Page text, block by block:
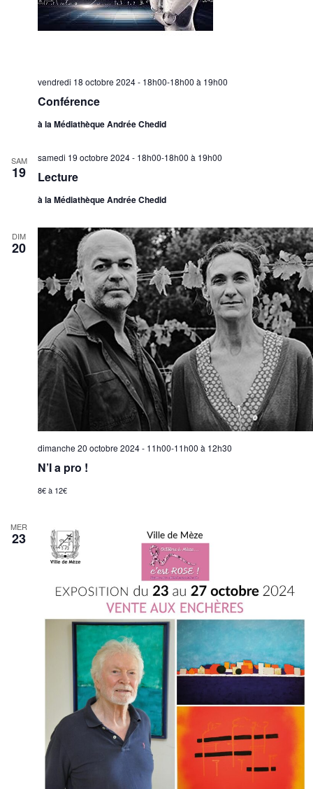
Conférence
vendredi 18 octobre 2024 - 18h00-18h00 à 19h00
à la Médiathèque Andrée Chedid
SAM
19 Lecture
samedi 19 octobre 2024 - 18h00-18h00 à 19h00
à la Médiathèque Andrée Chedid
DIM
20
N’I a pro !
dimanche 20 octobre 2024 - 11h00-11h00 à 12h30
8€ à 12€
MER
23